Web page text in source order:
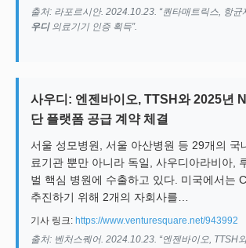
출처: 라포르시안. 2024.10.23. “퀀타매트릭스, 항균
우디의료기기 인증 획득”.
사우디: 엔젠바이오, TTSH와 2025년
단 플랫폼 공급 계약 체결
서울 성모병원, 서울 아산병원 등 29개의 국
료기관 뿐만 아니라 독일, 사우디아라비아,
벌 핵심 병원에 수출하고 있다. 미국에서는
추진하기 위해 2개의 자회사를…
기사 링크: https://www.venturesquare.net/943992
출처: 벤처스퀘어. 2024.10.23. “엔젠바이오, TTSH